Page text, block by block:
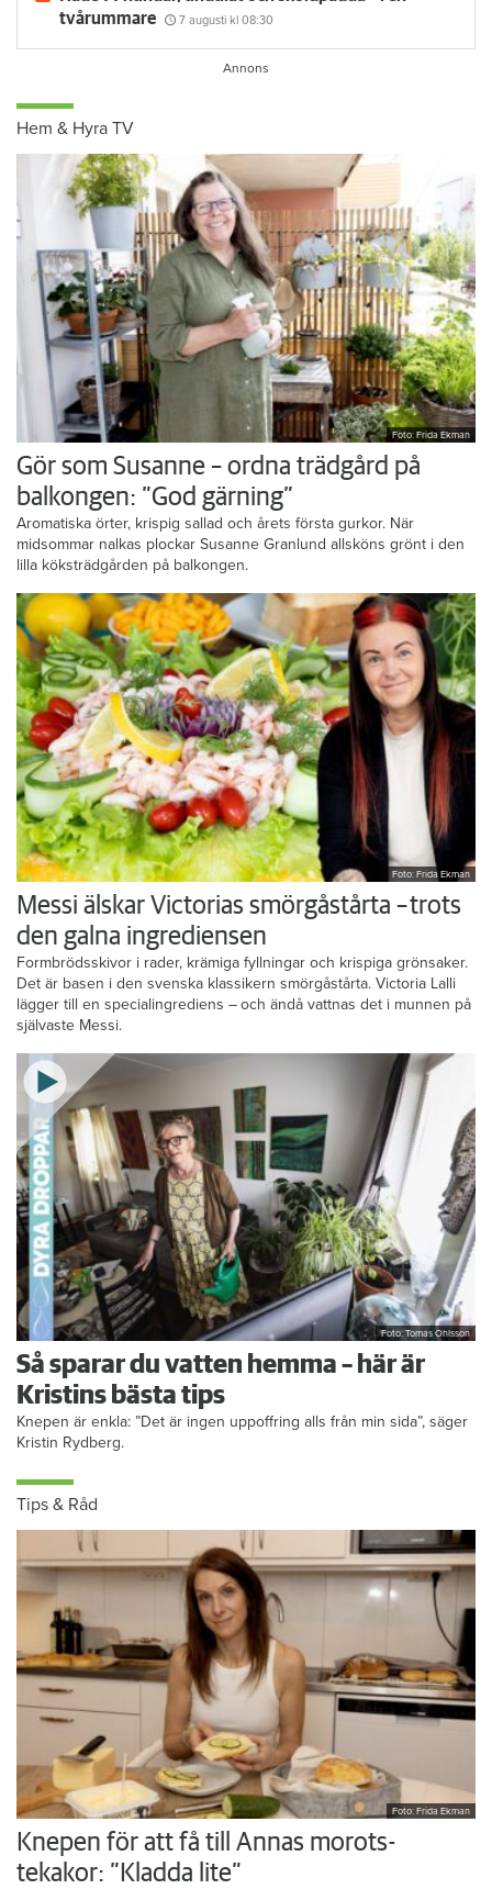
tvårummare
7 augusti kl 08:30
Hem & Hyra TV
Foto: Frida Ekman
Gör som Susanne – ordna trädgård på
balkongen: ”God gärning”
Aromatiska örter, krispig sallad och årets första gurkor. När
midsommar nalkas plockar Susanne Granlund allsköns grönt i den
lilla köksträdgården på balkongen.
Foto: Frida Ekman
Messi älskar Victorias smörgåstårta – trots
den galna ingrediensen
Formbrödsskivor i rader, krämiga fyllningar och krispiga grönsaker.
Det är basen i den svenska klassikern smörgåstårta. Victoria Lalli
lägger till en specialingrediens – och ändå vattnas det i munnen på
självaste Messi.
Foto: Tomas Ohlsson
Så sparar du vatten hemma – här är
Kristins bästa tips
Knepen är enkla: ”Det är ingen uppoffring alls från min sida”, säger
Kristin Rydberg.
Tips & Råd
Foto: Frida Ekman
Knepen för att få till Annas morots-
tekakor: ”Kladda lite”